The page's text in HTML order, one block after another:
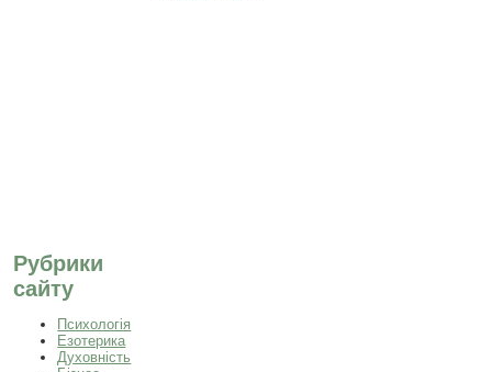
Рубрики
сайту
Психологія
Езотерика
Духовність